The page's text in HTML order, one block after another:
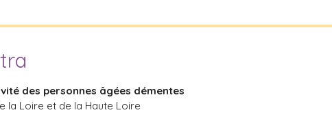
des personnes âgées démentes
la Loire et de la Haute Loire